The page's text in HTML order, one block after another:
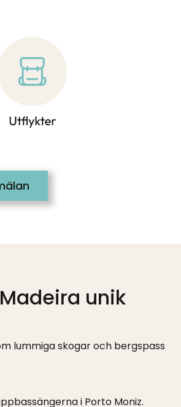
unik
lummiga skogar och bergspass
i Porto Moniz.